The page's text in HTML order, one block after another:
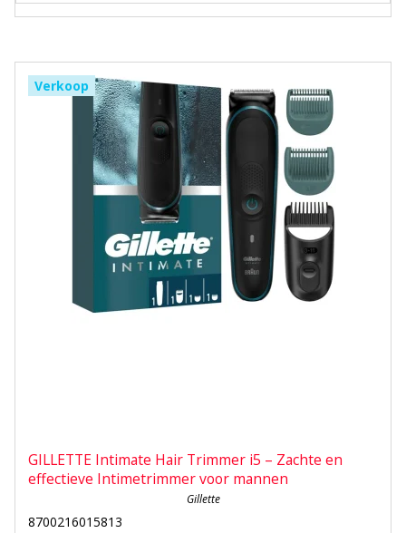
Verkoop
GILLETTE Intimate Hair Trimmer i5 – Zachte en
effectieve Intimetrimmer voor mannen
Gillette
8700216015813